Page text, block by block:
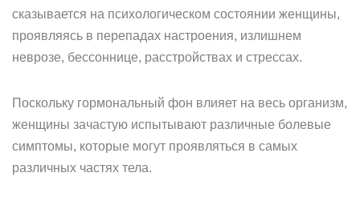
сказывается на психологическом состоянии женщины,
проявляясь в перепадах настроения, излишнем
неврозе, бессоннице, расстройствах и стрессах.
Поскольку гормональный фон влияет на весь организм,
женщины зачастую испытывают различные болевые
симптомы, которые могут проявляться в самых
различных частях тела.